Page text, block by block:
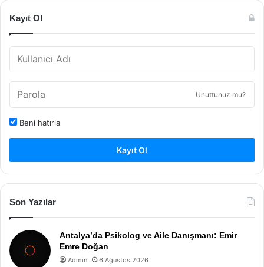
Kayıt Ol
Unuttunuz mu?
Beni hatırla
Kayıt Ol
Son Yazılar
Antalya’da Psikolog ve Aile Danışmanı: Emir
Emre Doğan
Admin 6 Ağustos 2026